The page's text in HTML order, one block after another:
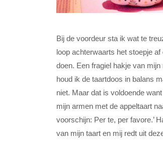
Bij de voordeur sta ik wat te
loop achterwaarts het stoepje
doen. Een fragiel hakje van
houd ik de taartdoos in balans
niet. Maar dat is voldoende
mijn armen met de appeltaart
voorschijn: Per te, per favore.’
van mijn taart en mij redt uit